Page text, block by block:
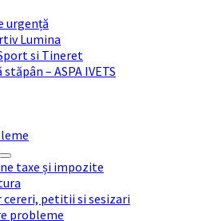
urgență
Lumina
si Tineret
– ASPA IVETS
taxe și impozite
cereri, petitii si sesizari
probleme